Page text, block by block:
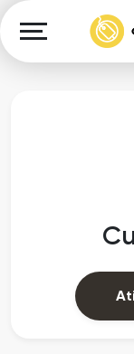
Cashback
Lojas
Especiais
Ofertas
Explorar
Cupons
Ajuda